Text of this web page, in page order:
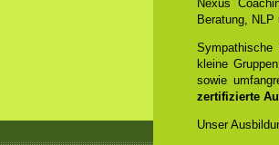
Nexus
Beratung,
kleine
sowie
zertifizierte
Unser